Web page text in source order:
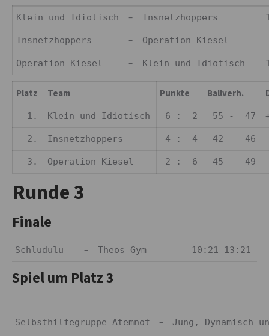
Klein und Idiotisch – Insnetzhoppers
Insnetzhoppers – Operation Kiesel
Operation Kiesel – Klein und Idiotisch
Platz Team Punkte Ballverh.
1. Klein und Idiotisch 6 : 2 55 - 47
2. Insnetzhoppers 4 : 4 42 - 46
3. Operation Kiesel 2 : 6 45 - 49
Runde 3
Finale
Schludulu – Theos Gym 10:21 13:21
Spiel um Platz 3
Selbsthilfegruppe Atemnot – Jung,